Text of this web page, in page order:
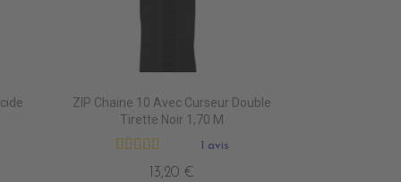
ZIP Chaine 10 Avec Curseur Double
Tirette Noir 1,70 M
1 avis
13,20 €